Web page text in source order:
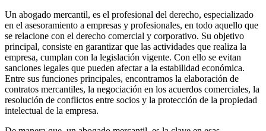
Un abogado mercantil, es el profesional del derecho, especializado
en el asesoramiento a empresas y profesionales, en todo aquello que
se relacione con el derecho comercial y corporativo. Su objetivo
principal, consiste en garantizar que las actividades que realiza la
empresa, cumplan con la legislación vigente. Con ello se evitan
sanciones legales que pueden afectar a la estabilidad económica.
Entre sus funciones principales, encontramos la elaboración de
contratos mercantiles, la negociación en los acuerdos comerciales, la
resolución de conflictos entre socios y la protección de la propiedad
intelectual de la empresa.